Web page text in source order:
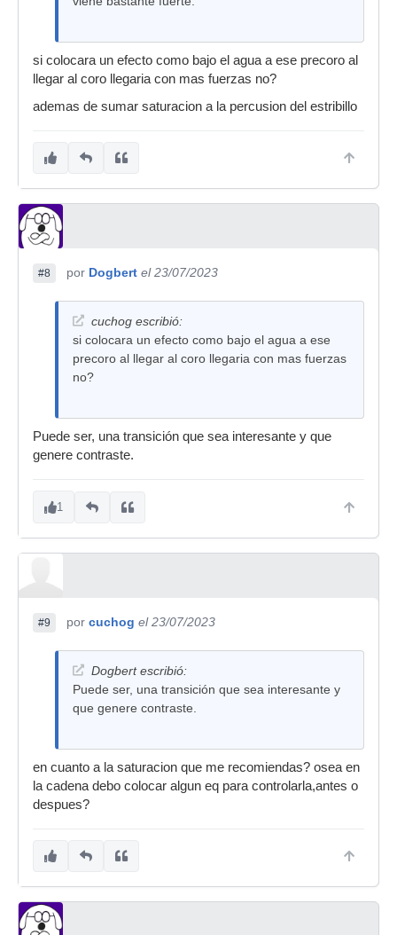
si colocara un efecto como bajo el agua a ese precoro al
llegar al coro llegaria con mas fuerzas no?
ademas de sumar saturacion a la percusion del estribillo
#8 por Dogbert el 23/07/2023
cuchog escribió:
si colocara un efecto como bajo el agua a ese
precoro al llegar al coro llegaria con mas fuerzas
no?
Puede ser, una transición que sea interesante y que
genere contraste.
1
#9 por cuchog el 23/07/2023
Dogbert escribió:
Puede ser, una transición que sea interesante y
que genere contraste.
en cuanto a la saturacion que me recomiendas? osea en
la cadena debo colocar algun eq para controlarla,antes o
despues?